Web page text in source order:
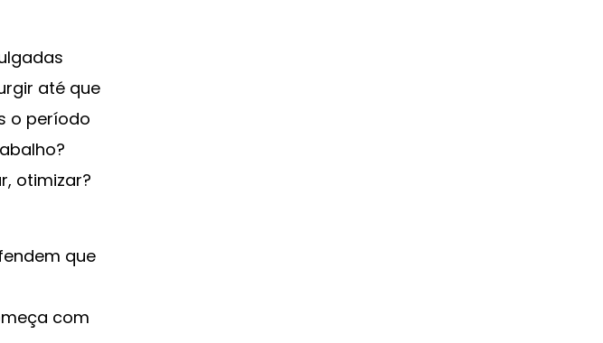
até que
o período
otimizar?
que
com